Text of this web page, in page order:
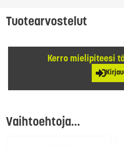
Tuotearvostelut
Kerro mielipiteesi
Vaihtoehtoja...